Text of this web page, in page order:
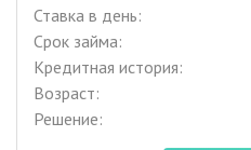
Ставка в день:
Срок займа:
Кредитная история:
Возраст:
Решение: